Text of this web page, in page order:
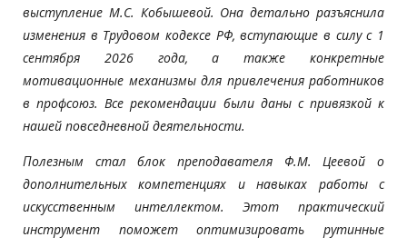
выступление М.С. Кобышевой. Она детально разъяснила
изменения в Трудовом кодексе РФ, вступающие в силу с 1
сентября 2026 года, а также конкретные
мотивационные механизмы для привлечения работников
в профсоюз. Все рекомендации были даны с привязкой к
нашей повседневной деятельности.
Полезным стал блок преподавателя Ф.М. Цеевой о
дополнительных компетенциях и навыках работы с
искусственным интеллектом. Этот практический
инструмент поможет оптимизировать рутинные